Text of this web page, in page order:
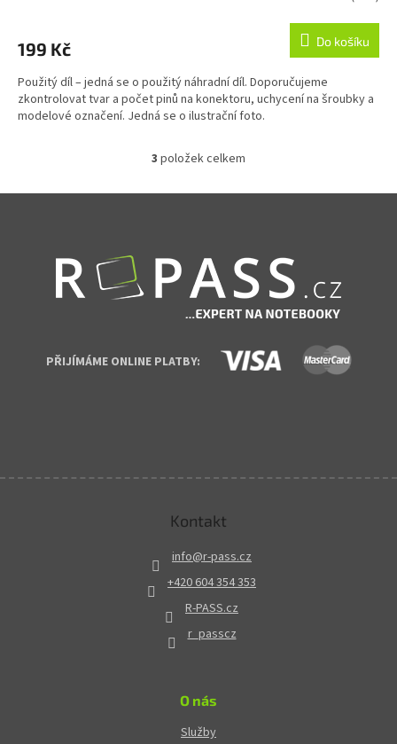
199 Kč Do košíku
Použitý díl – jedná se o použitý náhradní díl. Doporučujeme
zkontrolovat tvar a počet pinů na konektoru, uchycení na šroubky a
modelové označení. Jedná se o ilustrační foto.
Ovládací prvky výpisu
3 položek celkem
PŘIJÍMÁME ONLINE PLATBY:
Kontakt
info@r-pass.cz
+420 604 354 353
R-PASS.cz
r_passcz
O nás
Služby